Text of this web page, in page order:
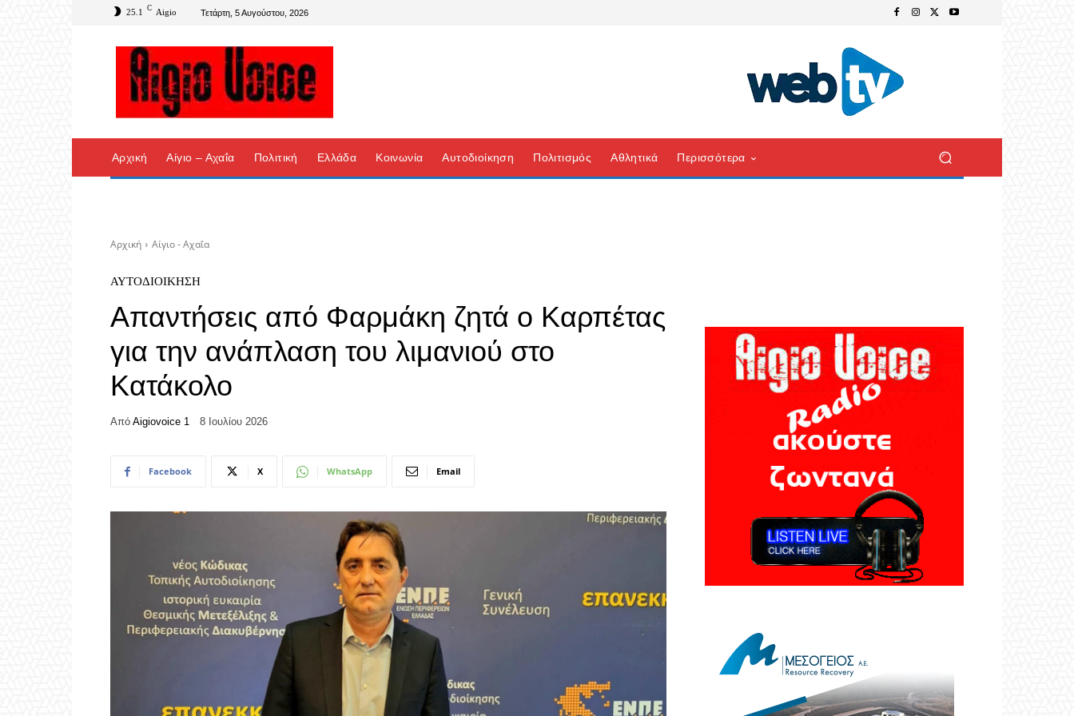
25.1 C Aigio Τετάρτη, 5 Αυγούστου, 2026
Αρχική Αίγιο – Αχαΐα Πολιτική Ελλάδα Κοινωνία Αυτοδιοίκηση Πολιτισμός Αθλητικά Περισσότερα
Αρχική Αίγιο - Αχαΐα
ΑΥΤΟΔΙΟΊΚΗΣΗ
Απαντήσεις από Φαρμάκη ζητά ο Καρπέτας
για την ανάπλαση του λιμανιού στο
Κατάκολο
Από Aigiovoice 1 8 Ιουλίου 2026
Facebook X WhatsApp Email